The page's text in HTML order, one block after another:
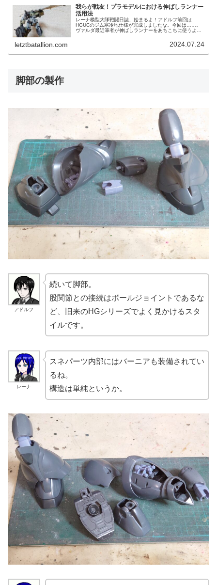
我らが戦友！プラモデルにおける伸ばしランナー
活用法
レーナ模型大隊戦闘日誌、始まるよ！アドルフ前回は
HGUCのジム寒冷地仕様が完成しましたな。今回は……。
ヴァルダ最近筆者が伸ばしランナーをあちこちに使うよう
letztbatallion.com 2024.07.24
脚部の製作
アドルフ
続いて脚部。
股関節との接続はボールジョイントであるな
ど、旧来のHGシリーズでよく見かけるスタ
イルです。
レーナ
スネパーツ内部にはバーニアも装備されてい
るね。
構造は単純というか。